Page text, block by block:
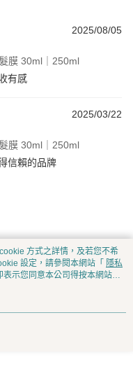
2025/08/05
膜 30ml｜250ml
有感
2025/03/22
膜 30ml｜250ml
信賴的品牌
方式之詳情，及若您不希
設定，請參閱本網站「 隱私
示您同意本公司得按本網站使